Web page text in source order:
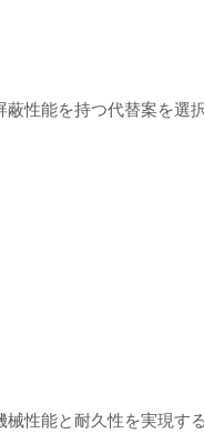
性能を持つ代替案を選
性能と耐久性を実現す